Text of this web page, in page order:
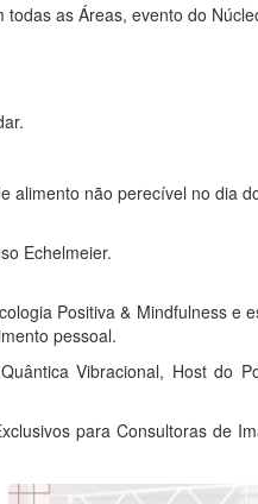
todas as Áreas, evento do
alimento não perecível no dia
Echelmeier.
Positiva & Mindfulness e
pessoal.
Vibracional, Host do
para Consultoras de